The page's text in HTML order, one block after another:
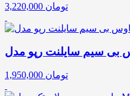
3,220,000 تومان
1,950,000 تومان